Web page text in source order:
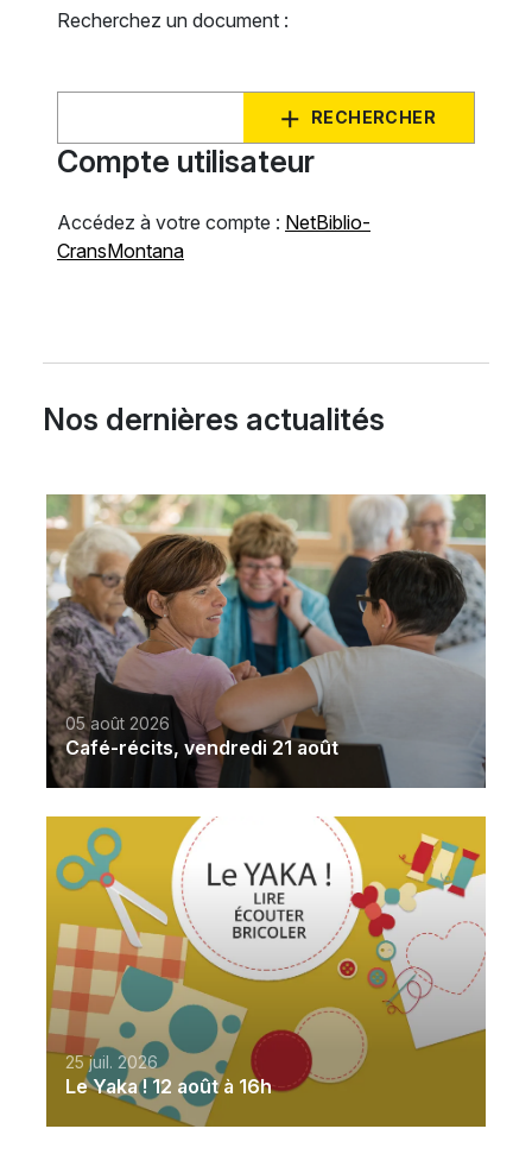
Recherchez un document :
RECHERCHER
Compte utilisateur
Accédez à votre compte : NetBiblio-
CransMontana
Nos dernières actualités
05 août 2026
Café-récits, vendredi 21 août
25 juil. 2026
Le Yaka ! 12 août à 16h